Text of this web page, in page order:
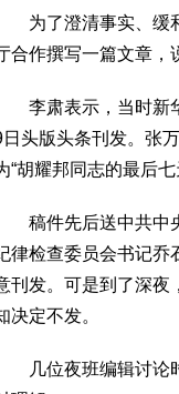
为了澄清事实、缓和
合作撰写一篇文章，
李肃表示，当时新华
日头版头条刊发。张
“胡耀邦同志的最后七
稿件先后送中共中央
律检查委员会书记乔
刊发。可是到了深夜
决定不发。
几位夜班编辑讨论时